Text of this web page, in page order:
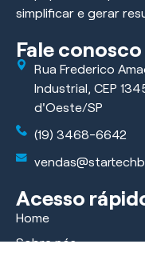
simplificar e gerar
Fale conosco
Rua Frederico
Industrial, CEP
d'Oeste/SP
(19) 3468-6642
Acesso
Home
Sobre nós